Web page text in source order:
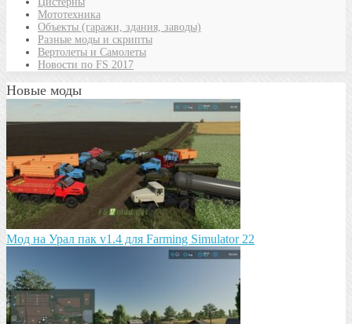
Мототехника
Объекты (гаражи, здания, заводы)
Разные моды и скрипты
Вертолеты и Самолеты
Новости по FS 2017
Новые моды
Мод на Урал пак v1.4 для Farming Simulator 22